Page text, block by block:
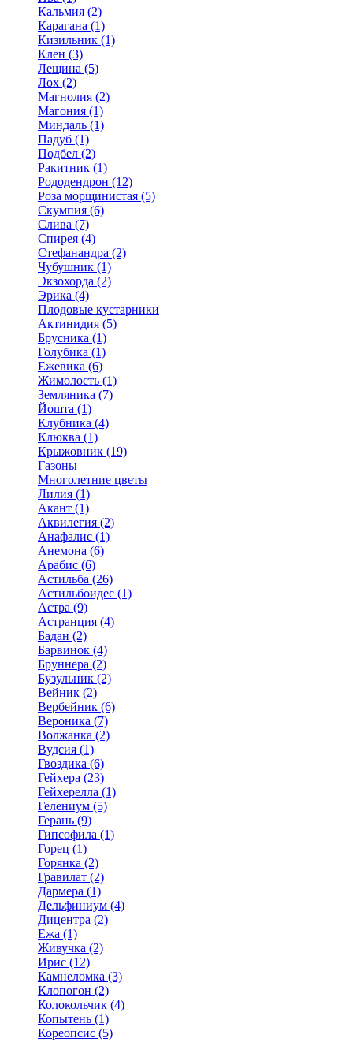
Кальмия (2)
Карагана (1)
Кизильник (1)
Клен (3)
Лещина (5)
Лох (2)
Магнолия (2)
Магония (1)
Миндаль (1)
Падуб (1)
Подбел (2)
Ракитник (1)
Рододендрон (12)
Роза морщинистая (5)
Скумпия (6)
Слива (7)
Спирея (4)
Стефанандра (2)
Чубушник (1)
Экзохорда (2)
Эрика (4)
Плодовые кустарники
Актинидия (5)
Брусника (1)
Голубика (1)
Ежевика (6)
Жимолость (1)
Земляника (7)
Йошта (1)
Клубника (4)
Клюква (1)
Крыжовник (19)
Газоны
Многолетние цветы
Лилия (1)
Акант (1)
Аквилегия (2)
Анафалис (1)
Анемона (6)
Арабис (6)
Астильба (26)
Астильбоидес (1)
Астра (9)
Астранция (4)
Бадан (2)
Барвинок (4)
Бруннера (2)
Бузульник (2)
Вейник (2)
Вербейник (6)
Вероника (7)
Волжанка (2)
Вудсия (1)
Гвоздика (6)
Гейхера (23)
Гейхерелла (1)
Гелениум (5)
Герань (9)
Гипсофила (1)
Горец (1)
Горянка (2)
Гравилат (2)
Дармера (1)
Дельфиниум (4)
Дицентра (2)
Ежа (1)
Живучка (2)
Ирис (12)
Камнеломка (3)
Клопогон (2)
Колокольчик (4)
Копытень (1)
Кореопсис (5)